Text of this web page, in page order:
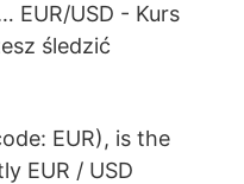
EUR/USD - Kurs
śledzić
EUR), is the
EUR / USD